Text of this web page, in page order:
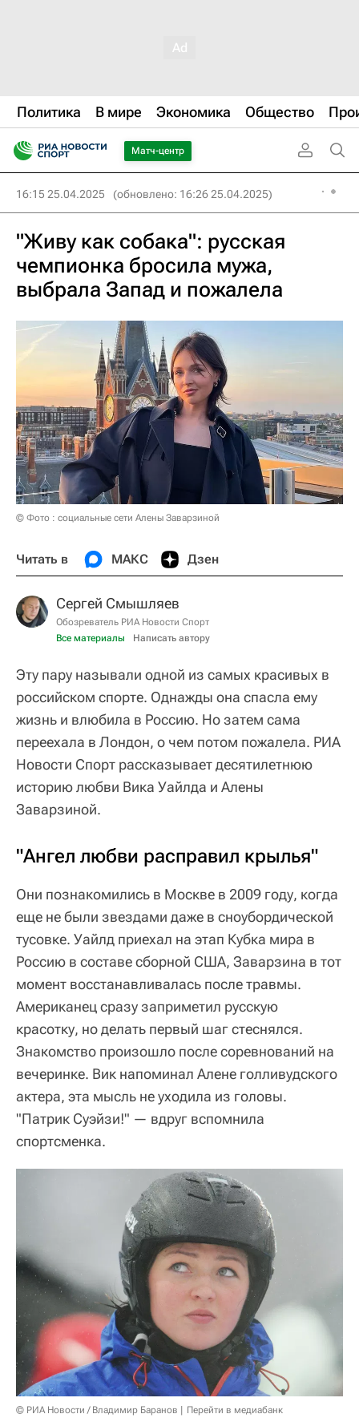
Политика В мире Экономика Общество
Матч-центр
16:15 25.04.2025 (обновлено: 16:26 25.04.2025)
"Живу как собака": русская
чемпионка бросила мужа,
выбрала Запад и пожалела
© Фото : социальные сети Алены Заварзиной
Читать в МАКС Дзен
Сергей Смышляев
Обозреватель РИА Новости Спорт
Все материалы
Написать автору
Эту пару называли одной из самых красивых в
российском спорте. Однажды она спасла ему
жизнь и влюбила в Россию. Но затем сама
переехала в Лондон, о чем потом пожалела. РИА
Новости Спорт рассказывает десятилетнюю
историю любви Вика Уайлда и Алены
Заварзиной.
"Ангел любви расправил крылья"
Они познакомились в Москве в 2009 году, когда
еще не были звездами даже в сноубордической
тусовке. Уайлд приехал на этап Кубка мира в
Россию в составе сборной США, Заварзина в тот
момент восстанавливалась после травмы.
Американец сразу заприметил русскую
красотку, но делать первый шаг стеснялся.
Знакомство произошло после соревнований на
вечеринке. Вик напоминал Алене голливудского
актера, эта мысль не уходила из головы.
"Патрик Суэйзи!" — вдруг вспомнила
спортсменка.
© РИА Новости / Владимир Баранов
Перейти в медиабанк